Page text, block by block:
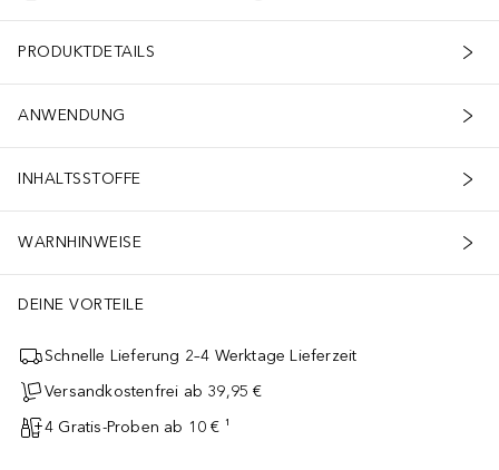
PRODUKTDETAILS
ANWENDUNG
INHALTSSTOFFE
WARNHINWEISE
DEINE VORTEILE
Schnelle Lieferung 2–4 Werktage Lieferzeit
Versandkostenfrei ab 39,95 €
4 Gratis-Proben ab 10 € ¹